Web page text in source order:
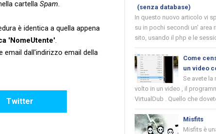
cartella Spam.
è identica a quella appena
'NomeUtente'.
email dall'indirizzo email della
Twitter
(senza database)
In questo nuovo articolo vi
su in pochi secondi un' area
sito, usando il php e le
Come
un video
Se avete la
volto in un video , il
VirtualDub . Quello che
Misfits
Misfits è